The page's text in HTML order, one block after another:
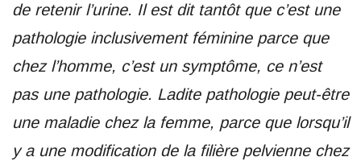
de retenir l’urine. Il est dit tantôt que c’est une
pathologie inclusivement féminine parce que
chez l’homme, c’est un symptôme, ce n’est
pas une pathologie. Ladite pathologie peut-être
une maladie chez la femme, parce que lorsqu’il
y a une modification de la filière pelvienne chez